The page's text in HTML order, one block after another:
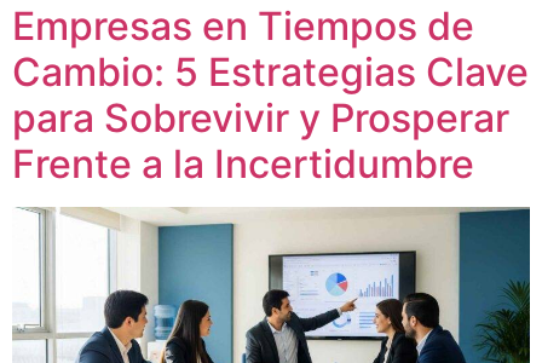
Empresas en Tiempos de
Cambio: 5 Estrategias Clave
para Sobrevivir y Prosperar
Frente a la Incertidumbre